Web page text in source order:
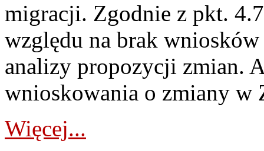
migracji. Zgodnie z pkt.
względu na brak
analizy propozycji zmian.
wnioskowania o zmiany w
Więcej...